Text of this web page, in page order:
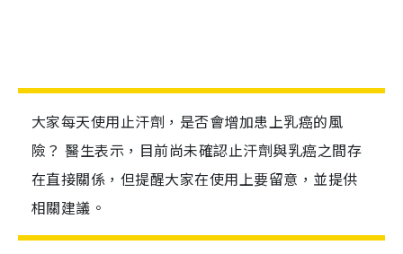
大家每天使用止汗劑，是否會增加患上乳癌的風
險？ 醫生表示，目前尚未確認止汗劑與乳癌之間存
在直接關係，但提醒大家在使用上要留意，並提供
相關建議。